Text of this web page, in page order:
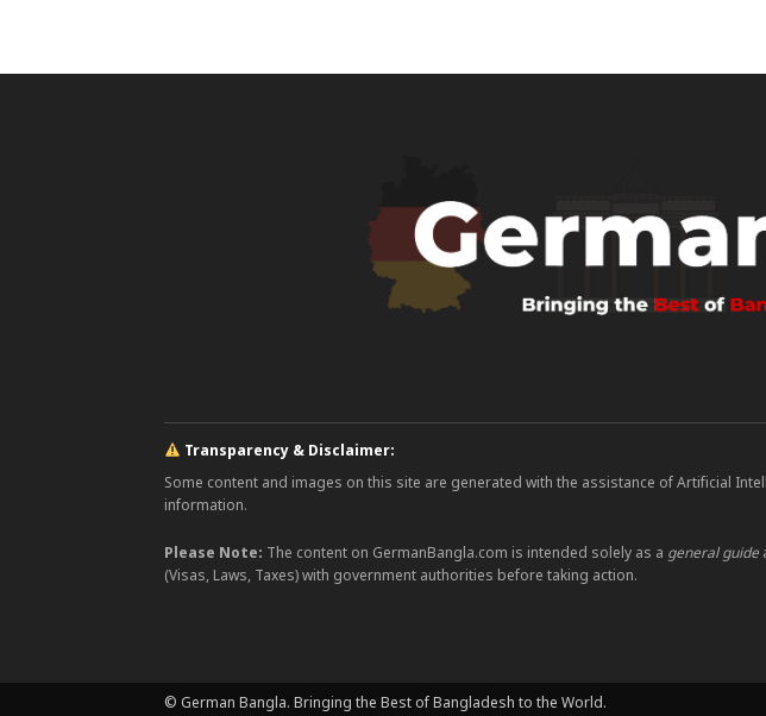
Transparency & Disclaimer:
Some content and images on this site are generated with the assistance of Artificial
information.
Please Note: The content on GermanBangla.com is intended solely as a general guide
(Visas, Laws, Taxes) with government authorities before taking action.
© German Bangla. Bringing the Best of Bangladesh to the World.